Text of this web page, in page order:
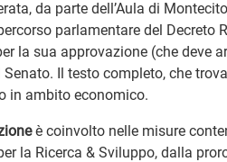
da parte dell’Aula di
parlamentare del Decreto
la sua approvazione (che deve
Il testo completo, che
in ambito economico.
è coinvolto nelle misure
la Ricerca & Sviluppo, dalla